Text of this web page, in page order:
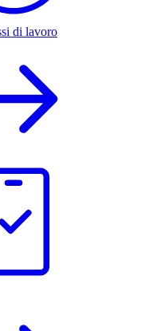
di lavoro